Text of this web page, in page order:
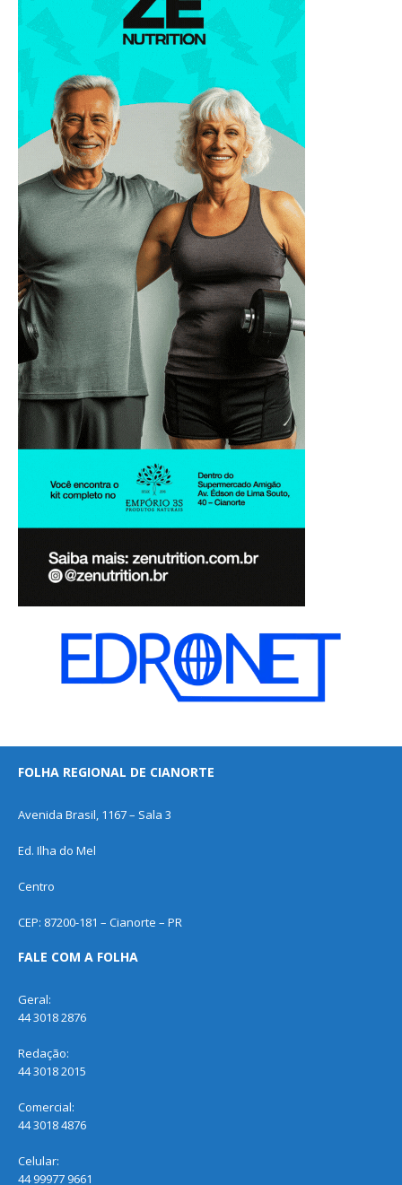
FOLHA REGIONAL DE CIANORTE
Avenida Brasil, 1167 – Sala 3
Ed. Ilha do Mel
Centro
CEP: 87200-181 – Cianorte – PR
FALE COM A FOLHA
Geral:
44 3018 2876
Redação:
44 3018 2015
Comercial:
44 3018 4876
Celular:
44 99977 9661